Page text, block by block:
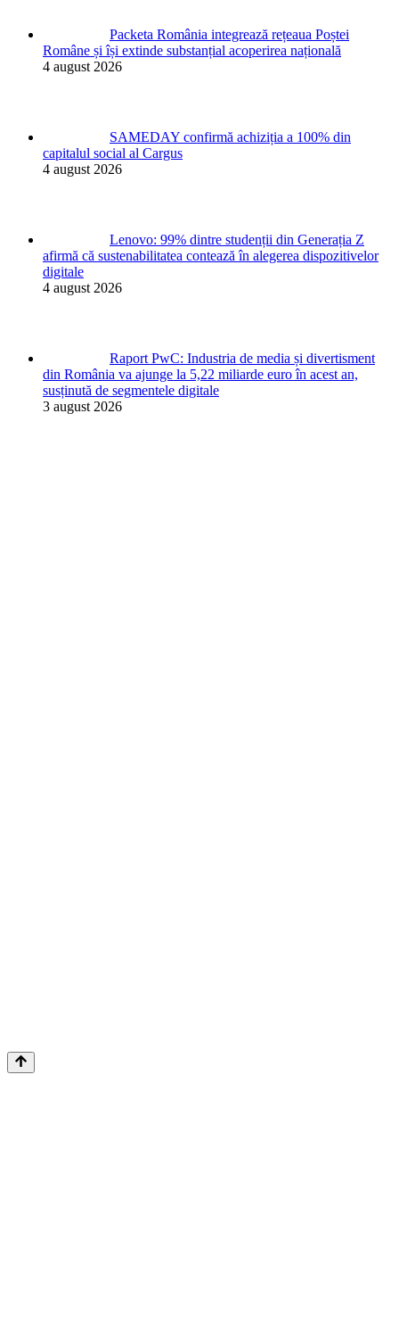
Packeta România integrează rețeaua Poștei
Române și își extinde substanțial acoperirea națională
4 august 2026
SAMEDAY confirmă achiziția a 100% din
capitalul social al Cargus
4 august 2026
Lenovo: 99% dintre studenții din Generația Z
afirmă că sustenabilitatea contează în alegerea dispozitivelor
digitale
4 august 2026
Raport PwC: Industria de media și divertisment
din România va ajunge la 5,22 miliarde euro în acest an,
susținută de segmentele digitale
3 august 2026